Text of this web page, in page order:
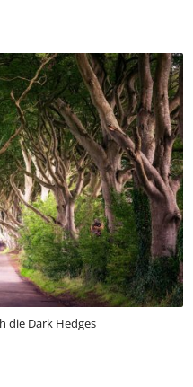
dicht stehenden
bilden. Sie dürfte dem
als Kulisse bekannt sein
beliebten TV-Serie